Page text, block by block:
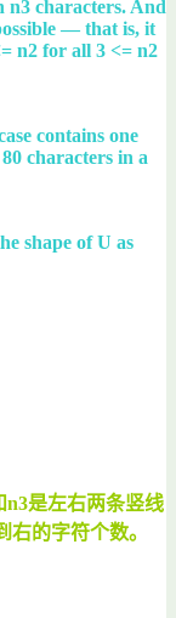
characters. And
— that is, it
n2 for all 3 <= n2
contains one
characters in a
shape of U as
是左右两条竖线
的字符个数。